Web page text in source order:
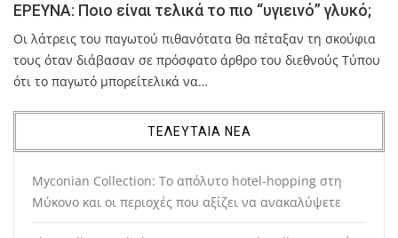
ΕΡΕΥΝΑ: Ποιο είναι τελικά το πιο “υγιεινό” γλυκό;
Οι λάτρεις του παγωτού πιθανότατα θα πέταξαν τη σκούφια
τους όταν διάβασαν σε πρόσφατο άρθρο του διεθνούς Τύπου
ότι το παγωτό μπορείτελικά να…
ΤΕΛΕΥΤΑΙΑ ΝΕΑ
Myconian Collection: Το απόλυτο hotel-hopping στη
Μύκονο και οι περιοχές που αξίζει να ανακαλύψετε